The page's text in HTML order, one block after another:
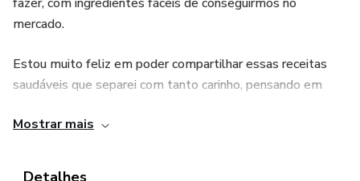
mercado.
Estou muito feliz em poder compartilhar essas receitas
saudáveis que separei com tanto carinho, pensando em
ou da tarde, até mesmo substituir uma refeição naquele
Mostrar mais
Detalhes